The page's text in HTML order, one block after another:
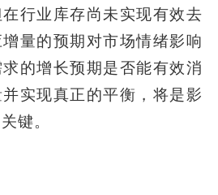
行业库存尚未实现有效去
量的预期对市场情绪影响
的增长预期是否能有效消
实现真正的平衡，将是影
键。